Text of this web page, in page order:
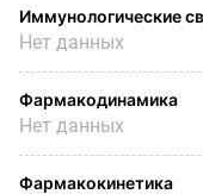
Иммунологические
Нет данных
Фармакодинамика
Нет данных
Фармакокинетика